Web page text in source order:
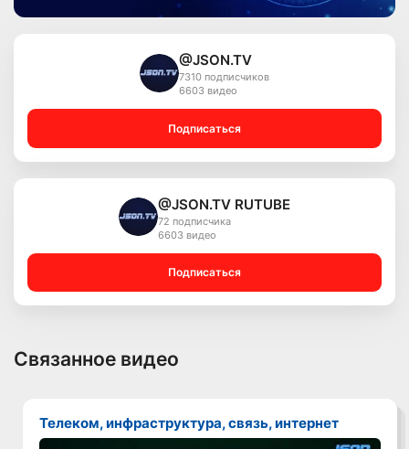
@JSON.TV
7310 подписчиков
6603 видео
Подписаться
@JSON.TV RUTUBE
72 подписчика
6603 видео
Подписаться
Связанное видео
Телеком, инфраструктура, связь, интернет